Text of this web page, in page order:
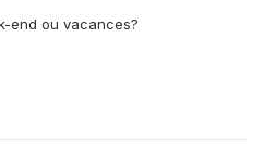
end ou vacances?